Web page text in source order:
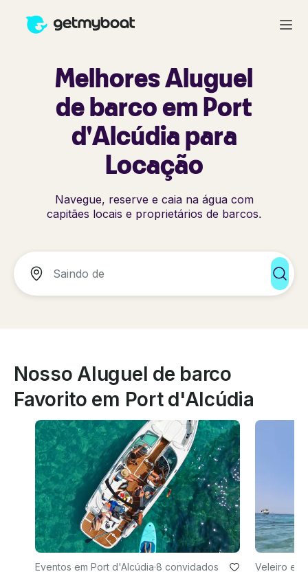
Melhores Aluguel
de barco em Port
d'Alcúdia para
Locação
Navegue, reserve e caia na água com
capitães locais e proprietários de barcos.
Nosso Aluguel de barco
Favorito em Port d'Alcúdia
Eventos em Port d'Alcúdia·8 convidados Veleiro em